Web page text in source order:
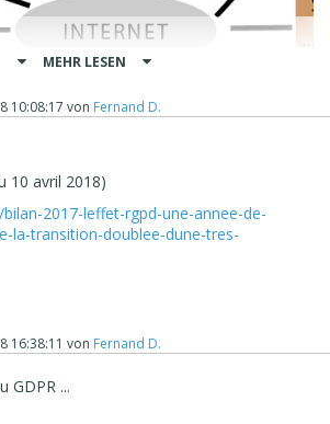
MEHR LESEN
10:08:17 von Fernand D.
10 avril 2018)
2017-leffet-rgpd-une-annee-de-
la-transition-doublee-dune-tres-
16:38:11 von Fernand D.
GDPR ...